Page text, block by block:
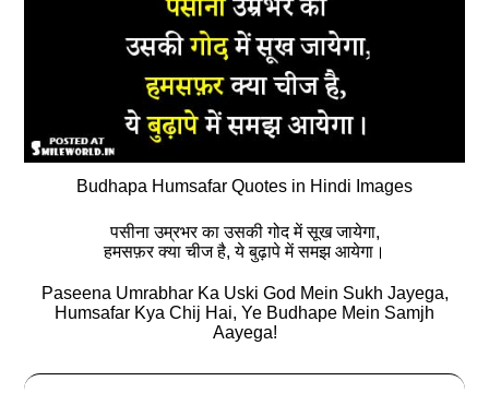
Budhapa Humsafar Quotes in Hindi Images
पसीना उम्रभर का उसकी गोद में सूख जायेगा,
हमसफ़र क्‍या चीज है, ये बुढ़ापे में समझ आयेगा।
Paseena Umrabhar Ka Uski God Mein Sukh Jayega,
Humsafar Kya Chij Hai, Ye Budhape Mein Samjh
Aayega!